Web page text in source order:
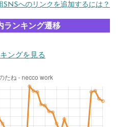
SNSへのリンクを追加するには？
ランキング遷移
ングを見る